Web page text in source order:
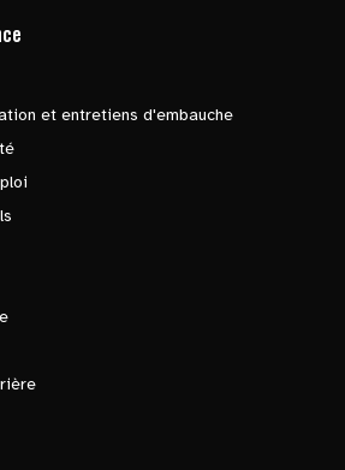
et entretiens d'embauche